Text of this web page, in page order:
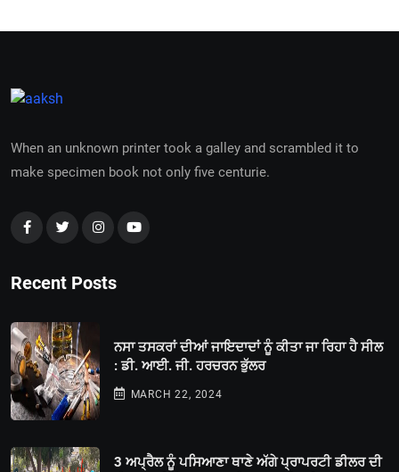
When an unknown printer took a galley and scrambled it to
make specimen book not only five centurie.
Recent Posts
ਨਸਾ ਤਸਕਰਾਂ ਦੀਆਂ ਜਾਇਦਾਦਾਂ ਨੂੰ ਕੀਤਾ ਜਾ ਰਿਹਾ ਹੈ ਸੀਲ
: ਡੀ. ਆਈ. ਜੀ. ਹਰਚਰਨ ਭੁੱਲਰ
MARCH 22, 2024
3 ਅਪ੍ਰੈਲ ਨੂੰ ਪਸਿਆਣਾ ਥਾਣੇ ਅੱਗੇ ਪ੍ਰਾਪਰਟੀ ਡੀਲਰ ਦੀ